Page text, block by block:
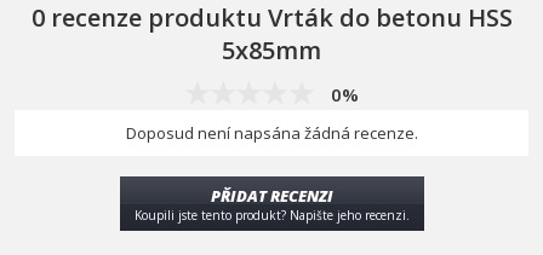
0 recenze produktu Vrták do betonu HSS
5x85mm
0%
Doposud není napsána žádná recenze.
PŘIDAT RECENZI
Koupili jste tento produkt? Napište jeho recenzi.